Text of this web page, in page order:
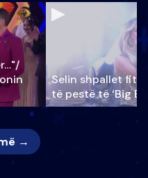
Selin shpallet
të pestë të ‘Big
→